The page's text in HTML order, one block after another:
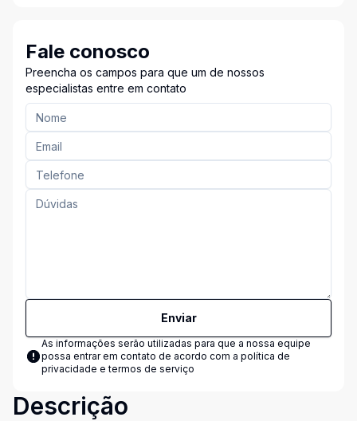
Fale conosco
Preencha os campos para que um de nossos
especialistas entre em contato
Enviar
As informações serão utilizadas para que a nossa equipe
possa entrar em contato de acordo com a política de
privacidade e termos de serviço
Descrição